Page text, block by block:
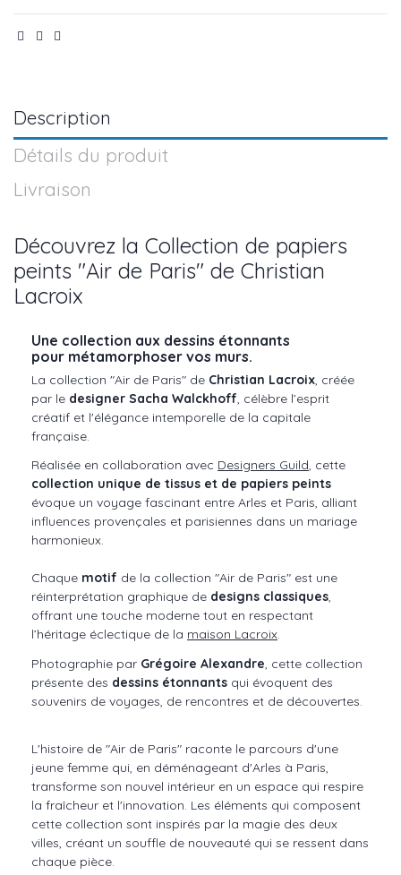
Description
Détails du produit
Livraison
Découvrez la Collection de papiers
peints "Air de Paris" de Christian
Lacroix
Une collection aux dessins étonnants
pour métamorphoser vos murs.
La collection "Air de Paris" de Christian Lacroix, créée
par le designer Sacha Walckhoff, célèbre l’esprit
créatif et l'élégance intemporelle de la capitale
française.
Réalisée en collaboration avec Designers Guild, cette
collection unique de tissus et de papiers peints
évoque un voyage fascinant entre Arles et Paris, alliant
influences provençales et parisiennes dans un mariage
harmonieux.
Chaque motif de la collection "Air de Paris" est une
réinterprétation graphique de designs classiques,
offrant une touche moderne tout en respectant
l’héritage éclectique de la maison Lacroix.
Photographie par Grégoire Alexandre, cette collection
présente des dessins étonnants qui évoquent des
souvenirs de voyages, de rencontres et de découvertes.
L'histoire de "Air de Paris" raconte le parcours d'une
jeune femme qui, en déménageant d'Arles à Paris,
transforme son nouvel intérieur en un espace qui respire
la fraîcheur et l'innovation. Les éléments qui composent
cette collection sont inspirés par la magie des deux
villes, créant un souffle de nouveauté qui se ressent dans
chaque pièce.